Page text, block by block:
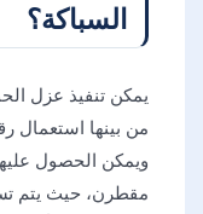
السباكة؟
يمكن تنفيذ عزل
من بينها استعمال
ويمكن الحصول
مقطرن، حيث يتم